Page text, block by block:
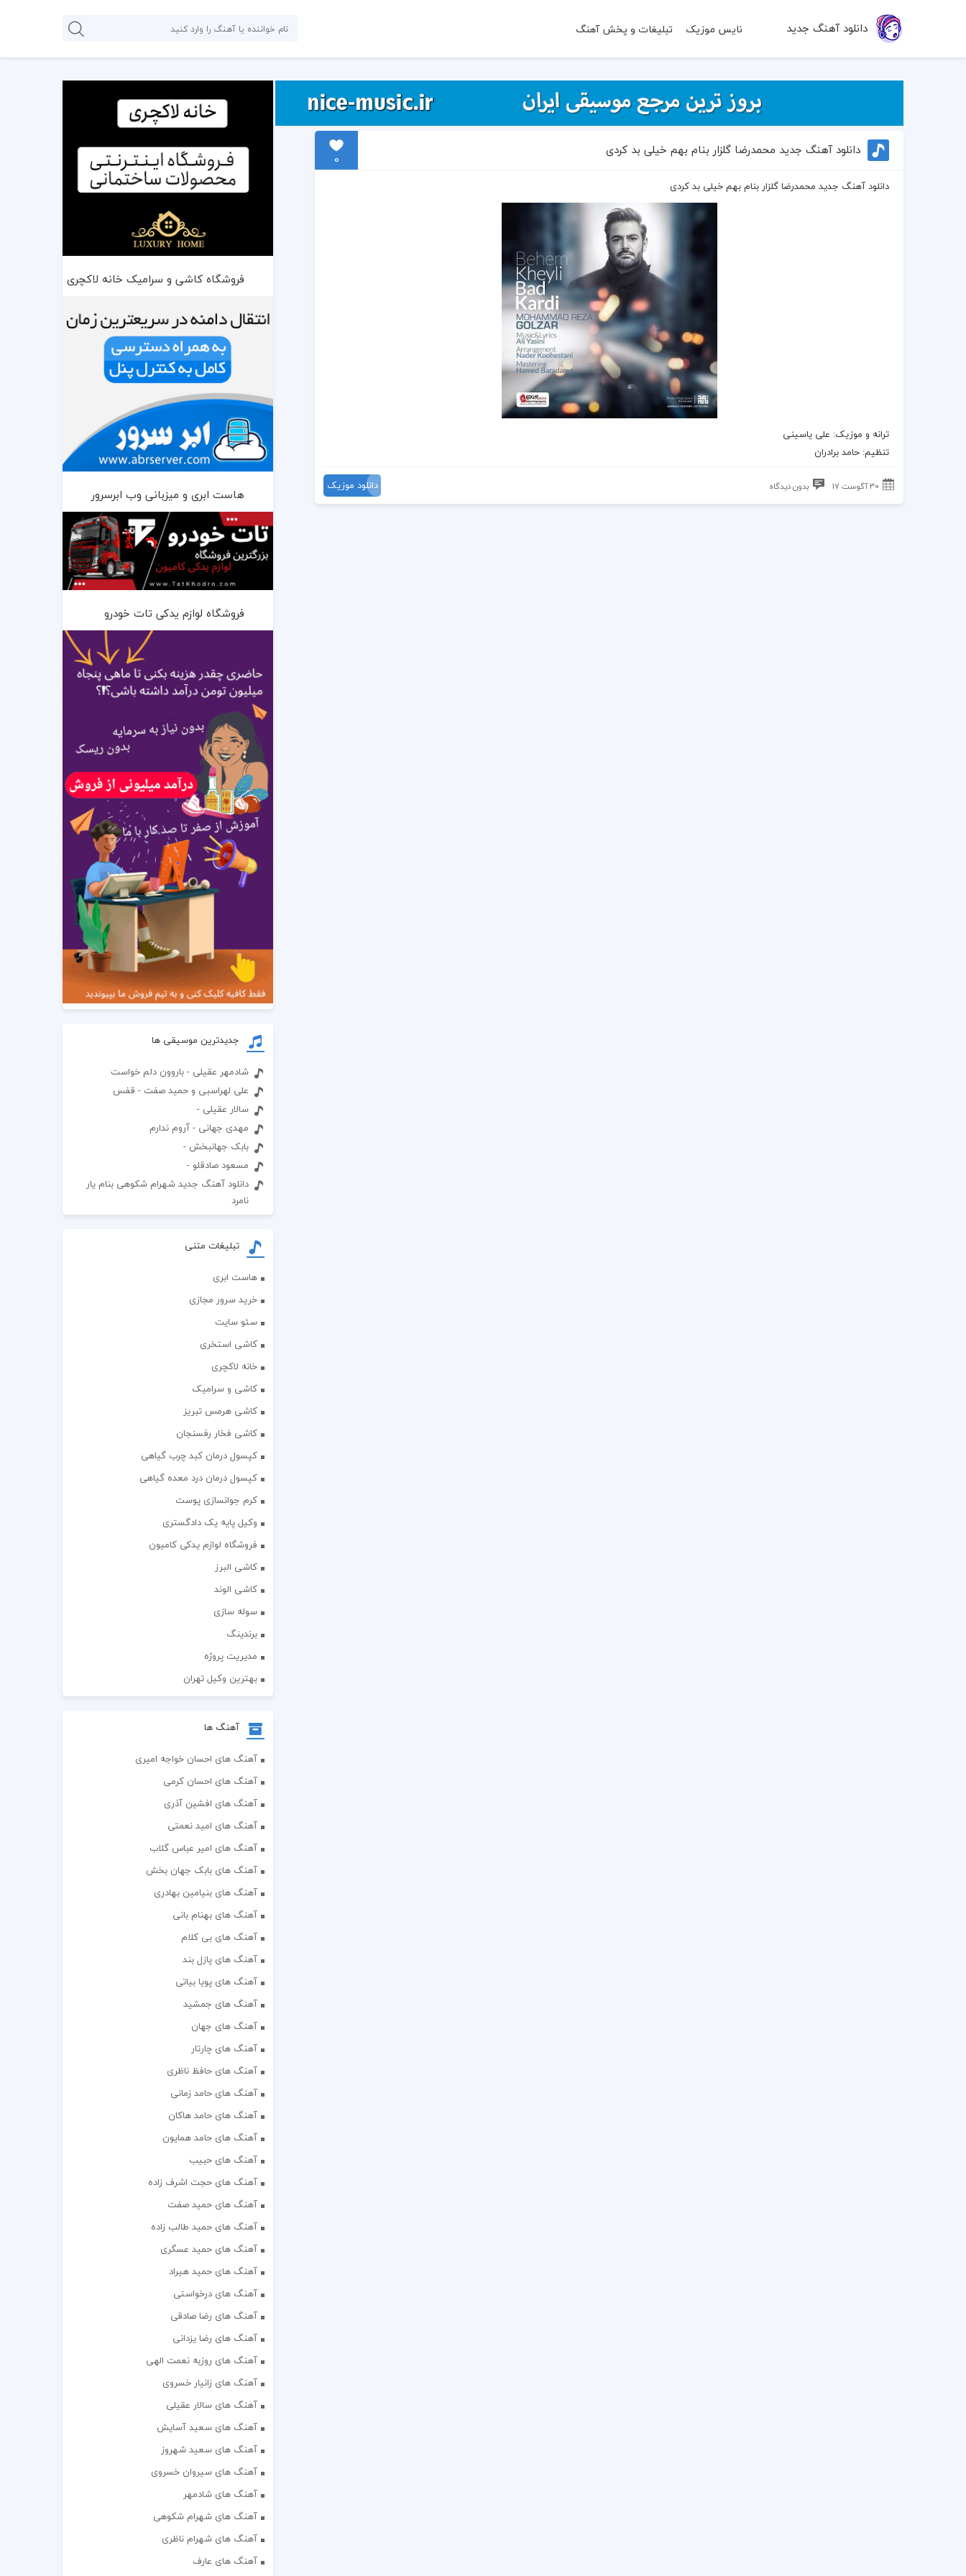
دانلود آهنگ جدید نایس موزیک تبلیغات و پخش آهنگ
دانلود آهنگ جدید محمدرضا گلزار بنام بهم خیلی بد کردی
0
دانلود آهنگ جدید محمدرضا گلزار بنام بهم خیلی بد کردی
ترانه و موزیک: علی یاسینی
تنظیم: حامد برادران
30 آگوست 17 بدون دیدگاه دانلود موزیک
فروشگاه کاشی و سرامیک خانه لاکچری
هاست ابری و میزبانی وب ابرسرور
فروشگاه لوازم یدکی تات خودرو
جدیدترین موسیقی ها
شادمهر عقیلی - باروون دلم خواست
علی لهراسبی و حمید صفت - قفس
سالار عقیلی -
مهدی جهانی - آروم ندارم
بابک جهانبخش -
مسعود صادقلو -
دانلود آهنگ جدید شهرام شکوهی بنام یار
نامرد
تبلیغات متنی
هاست ابری
خرید سرور مجازی
سئو سایت
کاشی استخری
خانه لاکچری
کاشی و سرامیک
کاشی هرمس تبریز
کاشی فخار رفسنجان
کپسول درمان کبد چرب گیاهی
کپسول درمان درد معده گیاهی
کرم جوانسازی پوست
وکیل پایه یک دادگستری
فروشگاه لوازم یدکی کامیون
کاشی البرز
کاشی الوند
سوله سازی
برندینگ
مدیریت پروژه
بهترین وکیل تهران
آهنگ ها
آهنگ های احسان خواجه امیری
آهنگ های احسان کرمی
آهنگ های افشین آذری
آهنگ های امید نعمتی
آهنگ های امیر عباس گلاب
آهنگ های بابک جهان بخش
آهنگ های بنیامین بهادری
آهنگ های بهنام بانی
آهنگ های بی کلام
آهنگ های پازل بند
آهنگ های پویا بیاتی
آهنگ های جمشید
آهنگ های جهان
آهنگ های چارتار
آهنگ های حافظ ناظری
آهنگ های حامد زمانی
آهنگ های حامد هاکان
آهنگ های حامد همایون
آهنگ های حبیب
آهنگ های حجت اشرف زاده
آهنگ های حمید صفت
آهنگ های حمید طالب زاده
آهنگ های حمید عسگری
آهنگ های حمید هیراد
آهنگ های درخواستی
آهنگ های رضا صادقی
آهنگ های رضا یزدانی
آهنگ های روزبه نعمت الهی
آهنگ های زانیار خسروی
آهنگ های سالار عقیلی
آهنگ های سعید آسایش
آهنگ های سعید شهروز
آهنگ های سیروان خسروی
آهنگ های شادمهر
آهنگ های شهرام شکوهی
آهنگ های شهرام ناظری
آهنگ های عارف